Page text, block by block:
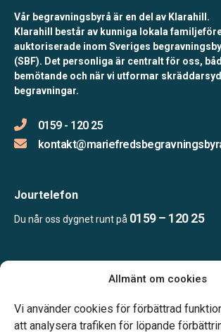
Allmänt om cookies
Vi använder cookies för förbättrad
att analysera trafiken för löpande
Vår begravningsbyrå är en del av Klarahill.
Klarahill består av kunniga lokala
auktoriserade inom Sveriges
(SBF). Det personliga är centralt för oss,
bemötande och när vi utformar
begravningar.
0159 - 120 25
Jourtelefon
Du når oss dygnet runt på 0159 – 120 25
Annan tid efter överenskommelse.
Telefonjour dygnet runt.